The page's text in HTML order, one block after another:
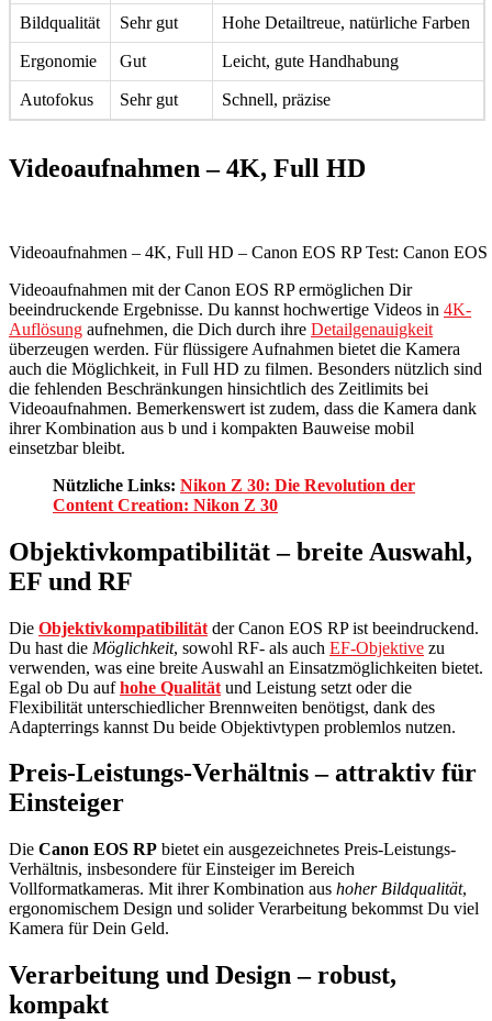
Bildqualität Sehr gut Hohe Detailtreue, natürliche Farben
Ergonomie Gut Leicht, gute Handhabung
Autofokus Sehr gut Schnell, präzise
Videoaufnahmen – 4K, Full HD
Videoaufnahmen – 4K, Full HD – Canon EOS RP Test: Canon EOS
Videoaufnahmen mit der Canon EOS RP ermöglichen Dir
beeindruckende Ergebnisse. Du kannst hochwertige Videos in 4K-
Auflösung aufnehmen, die Dich durch ihre Detailgenauigkeit
überzeugen werden. Für flüssigere Aufnahmen bietet die Kamera
auch die Möglichkeit, in Full HD zu filmen. Besonders nützlich sind
die fehlenden Beschränkungen hinsichtlich des Zeitlimits bei
Videoaufnahmen. Bemerkenswert ist zudem, dass die Kamera dank
ihrer Kombination aus b und i kompakten Bauweise mobil
einsetzbar bleibt.
Nützliche Links: Nikon Z 30: Die Revolution der
Content Creation: Nikon Z 30
Objektivkompatibilität – breite Auswahl,
EF und RF
Die Objektivkompatibilität der Canon EOS RP ist beeindruckend.
Du hast die Möglichkeit, sowohl RF- als auch EF-Objektive zu
verwenden, was eine breite Auswahl an Einsatzmöglichkeiten bietet.
Egal ob Du aufhohe Qualität und Leistung setzt oder die
Flexibilität unterschiedlicher Brennweiten benötigst, dank des
Adapterrings kannst Du beide Objektivtypen problemlos nutzen.
Preis-Leistungs-Verhältnis – attraktiv für
Einsteiger
Die Canon EOS RP bietet ein ausgezeichnetes Preis-Leistungs-
Verhältnis, insbesondere für Einsteiger im Bereich
Vollformatkameras. Mit ihrer Kombination aus hoher Bildqualität,
ergonomischem Design und solider Verarbeitung bekommst Du viel
Kamera für Dein Geld.
Verarbeitung und Design – robust,
kompakt